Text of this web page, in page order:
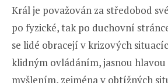
Král je považován za středobod
po fyzické, tak po duchovní
se lidé obracejí v krizových
klidným ovládáním, jasnou
myšlením, zejména v obtížných